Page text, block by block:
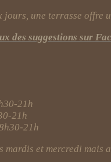
une terrasse offre
des suggestions sur
21h
21h
21h
mardis et mercredi